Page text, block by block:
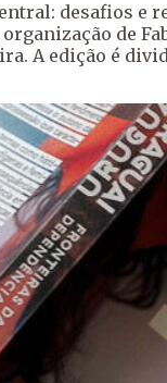
desafios e
de
A edição é